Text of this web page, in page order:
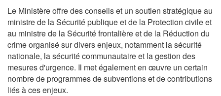
Le Ministère offre des conseils et un soutien stratégique au
ministre de la Sécurité publique et de la Protection civile et
au ministre de la Sécurité frontalière et de la Réduction du
crime organisé sur divers enjeux, notamment la sécurité
nationale, la sécurité communautaire et la gestion des
mesures d'urgence. Il met également en œuvre un certain
nombre de programmes de subventions et de contributions
liés à ces enjeux.